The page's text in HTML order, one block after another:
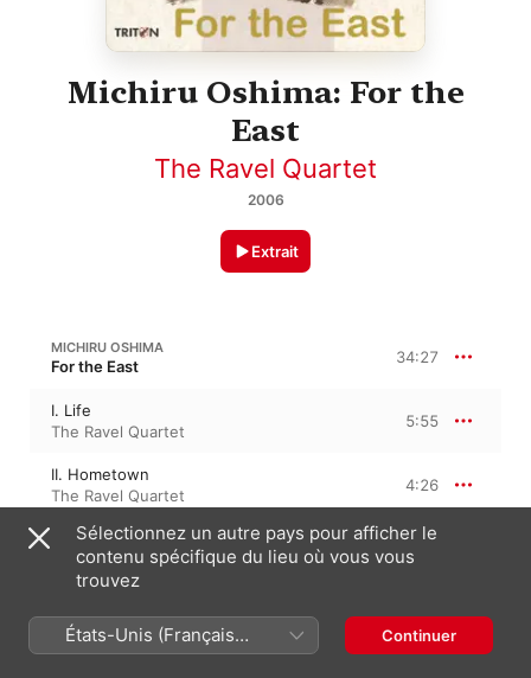
Michiru Oshima: For the
East
The Ravel Quartet
2006
Extrait
MICHIRU OSHIMA
For the East 34:27
I. Life
The Ravel Quartet
5:55
II. Hometown
The Ravel Quartet
4:26
III. Hometown
The Ravel Quartet
4:32
The Ravel Quartet
4:40
Sélectionnez un autre pays pour afficher le
contenu spécifique du lieu où vous vous
trouvez
États-Unis (Français
France)
Continuer